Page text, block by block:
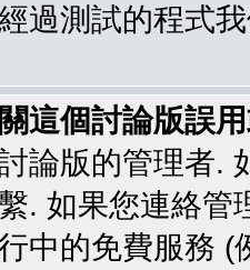
過測試的程式
這個討論版誤
論版的管理者.
. 如果您連絡
中的免費服務